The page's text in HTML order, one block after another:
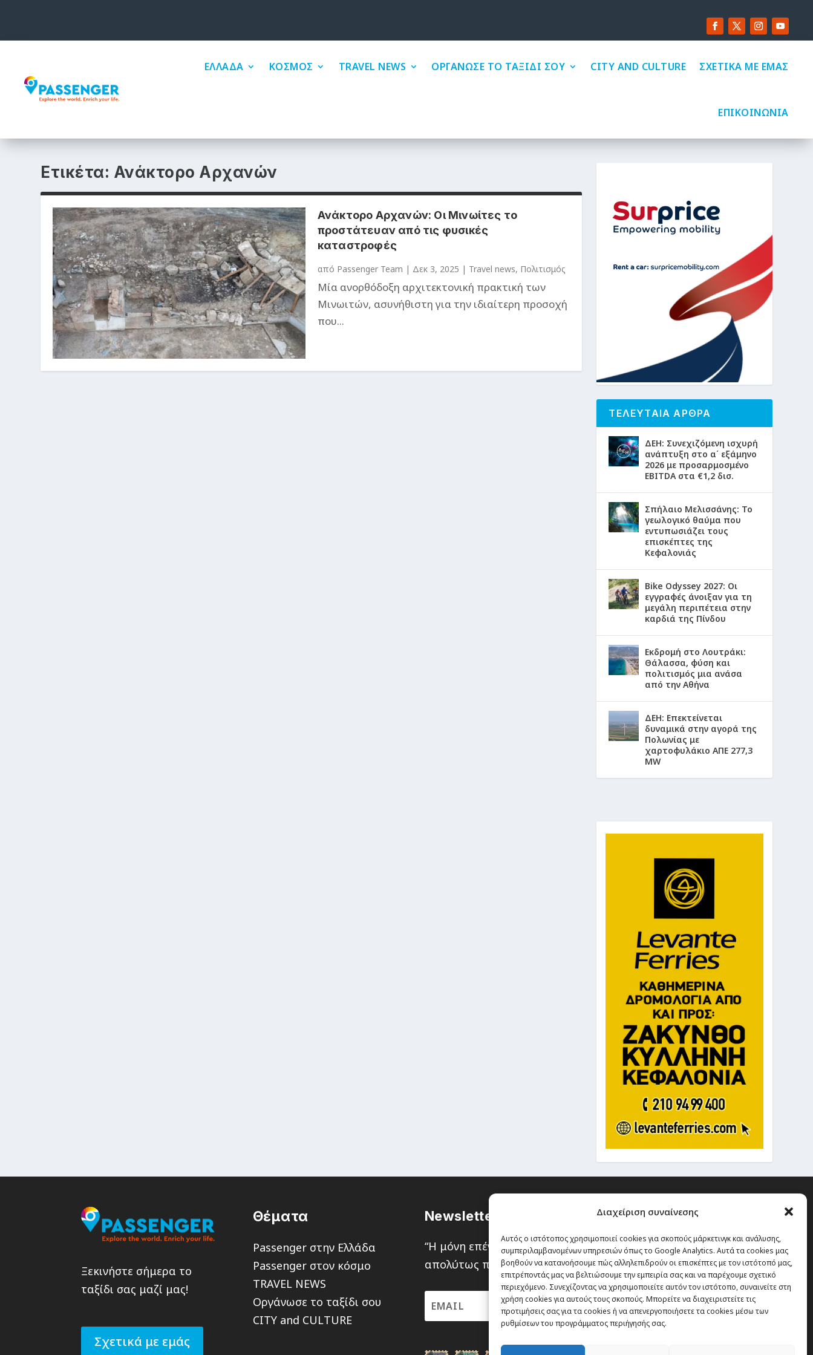
Διαχείριση συναίνεσης
Αυτός ο ιστότοπος χρησιμοποιεί cookies για σκοπούς μάρκετινγκ και ανάλυσης,
συμπεριλαμβανομένων υπηρεσιών όπως το Google Analytics. Αυτά τα cookies μας
βοηθούν να κατανοήσουμε πώς αλληλεπιδρούν οι επισκέπτες με τον ιστότοπό μας,
επιτρέποντάς μας να βελτιώσουμε την εμπειρία σας και να παρέχουμε σχετικό
περιεχόμενο. Συνεχίζοντας να χρησιμοποιείτε αυτόν τον ιστότοπο, συναινείτε στη
χρήση cookies για αυτούς τους σκοπούς. Μπορείτε να διαχειριστείτε τις
προτιμήσεις σας για τα cookies ή να απενεργοποιήσετε τα cookies μέσω των
ρυθμίσεων του προγράμματος περιήγησής σας.
ΕΛΛΑΔΑ ΚΟΣΜΟΣ TRAVEL NEWS ΟΡΓΑΝΩΣΕ ΤΟ ΤΑΞΙΔΙ ΣΟΥ CITY AND CULTURE ΣΧΕΤΙΚΑ ΜΕ ΕΜΑΣ
ΕΠΙΚΟΙΝΩΝΙΑ
Ετικέτα: Ανάκτορο Αρχανών
Ανάκτορο Αρχανών: Οι Μινωίτες το
προστάτευαν από τις φυσικές
καταστροφές
από Passenger Team | Δεκ 3, 2025 | Travel news, Πολιτισμός
Μία ανορθόδοξη αρχιτεκτονική πρακτική των
Μινωιτών, ασυνήθιστη για την ιδιαίτερη προσοχή
που...
ΤΕΛΕΥΤΑΙΑ ΑΡΘΡΑ
ΔΕΗ: Συνεχιζόμενη ισχυρή
ανάπτυξη στο α΄ εξάμηνο
2026 με προσαρμοσμένο
EBITDA στα €1,2 δισ.
Σπήλαιο Μελισσάνης: Το
γεωλογικό θαύμα που
εντυπωσιάζει τους
επισκέπτες της
Κεφαλονιάς
Bike Odyssey 2027: Οι
εγγραφές άνοιξαν για τη
μεγάλη περιπέτεια στην
καρδιά της Πίνδου
Εκδρομή στο Λουτράκι:
Θάλασσα, φύση και
πολιτισμός μια ανάσα
από την Αθήνα
ΔΕΗ: Επεκτείνεται
δυναμικά στην αγορά της
Πολωνίας με
χαρτοφυλάκιο ΑΠΕ 277,3
MW
Ξεκινήστε σήμερα το
ταξίδι σας μαζί μας!
Σχετικά με εμάς
Θέματα
Passenger στην Ελλάδα
Passenger στον κόσμο
TRAVEL NEWS
Οργάνωσε το ταξίδι σου
CITY and CULTURE
Newsletter
“H μόνη επένδυση από την οποία δεν έχεις καμία
απολύτως πιθανότητα να χάσεις, είναι τα ταξίδια.”
Εγγραφή